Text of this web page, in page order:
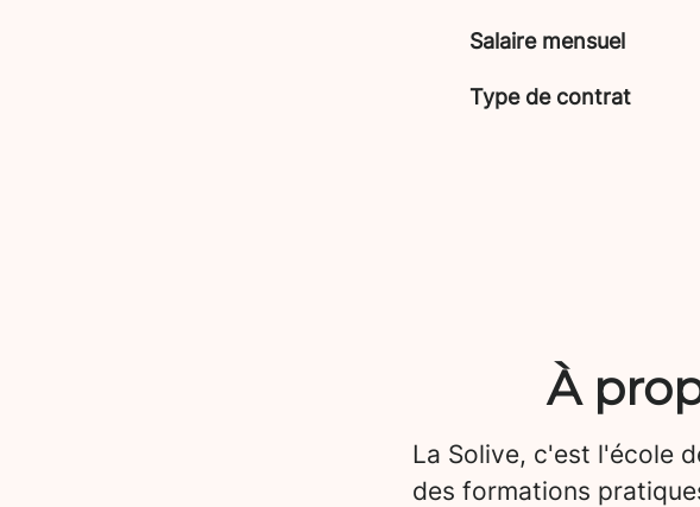
Salaire mensuel
Type de contrat
À
La Solive, c'est l'école
des formations